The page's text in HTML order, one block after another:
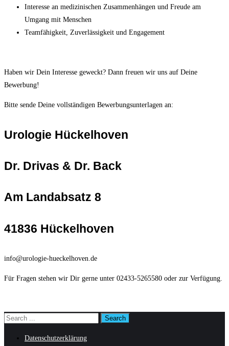
Interesse an medizinischen Zusammenhängen und Freude am
Umgang mit Menschen
Teamfähigkeit, Zuverlässigkeit und Engagement
Haben wir Dein Interesse geweckt? Dann freuen wir uns auf Deine
Bewerbung!
Bitte sende Deine vollständigen Bewerbungsunterlagen an:
Urologie Hückelhoven
Dr. Drivas & Dr. Back
Am Landabsatz 8
41836 Hückelhoven
info@urologie-hueckelhoven.de
Für Fragen stehen wir Dir gerne unter 02433-5265580 oder zur Verfügung.
Datenschutzerklärung